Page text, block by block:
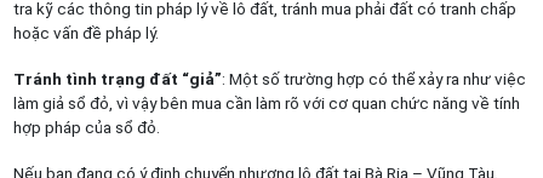
tra kỹ các thông tin pháp lý về lô đất, tránh mua phải đất có tranh chấp
hoặc vấn đề pháp lý.
Tránh tình trạng đất “giả”: Một số trường hợp có thể xảy ra như việc
làm giả sổ đỏ, vì vậy bên mua cần làm rõ với cơ quan chức năng về tính
hợp pháp của sổ đỏ.
Nếu bạn đang có ý định chuyển nhượng lô đất tại Bà Rịa – Vũng Tàu,